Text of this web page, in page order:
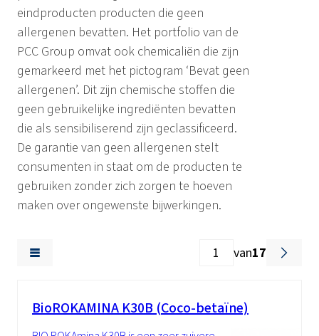
eindproducten producten die geen
allergenen bevatten. Het portfolio van de
PCC Group omvat ook chemicaliën die zijn
gemarkeerd met het pictogram ‘Bevat geen
allergenen’. Dit zijn chemische stoffen die
geen gebruikelijke ingrediënten bevatten
die als sensibiliserend zijn geclassificeerd.
De garantie van geen allergenen stelt
consumenten in staat om de producten te
gebruiken zonder zich zorgen te hoeven
maken over ongewenste bijwerkingen.
van17
BioROKAMINA K30B (Coco-betaïne)